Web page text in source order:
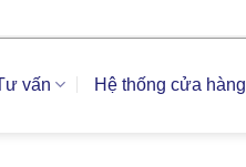
vấn Hệ thống cửa hàng